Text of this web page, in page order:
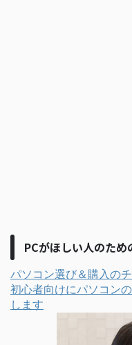
PCがほしい人のため
パソコン選び＆購入の
初心者向けにパソコン
します